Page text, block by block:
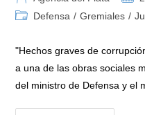
de
de
Categoría
Defensa / Gremiales /
"Hechos graves de
a una de las obras sociales
del ministro de Defensa y el